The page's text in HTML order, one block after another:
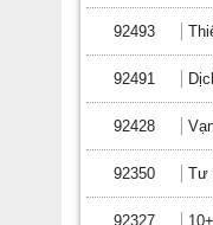
92493
92491
92428
92350 Tư
92327